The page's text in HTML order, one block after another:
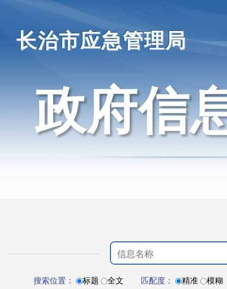
长治市应急管理局
政府信
搜索位置： 标题 全文 匹配度： 精准 模糊